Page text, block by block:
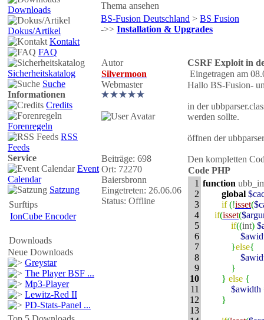
Downloads
Dokus/Artikel
Kontakt
FAQ
Sicherheitskatalog
Suche
Informationen
Credits
Forenregeln
RSS
Feeds
Service
Event
Calendar
Satzung
Surftips
IonCube Encoder
Downloads
Neue Downloads
Greystar
The Player BSF ...
Mp3-Player
Lewitz-Red II
PD-Stats-Panel ...
Thema ansehen
BS-Fusion Deutschland > BS Fusion
->> Installation & Upgrades
Autor
CSRF Exploit in
Silvermoon
Webmaster
Beiträge: 698
Ort: 72270
Baiersbronn
Eingetreten: 26.06.06
Status: Offline
Eingetragen am
Hallo BS-Fusion-
in der
werden sollte.
öffnen der
Den kompletten
Code PHP
1
2
3
4
5
6
7
8
9
10
11
12
13
function
global
if (!isset(
if(isset(
if((int)
}else{
}
} else {
$awidth
}